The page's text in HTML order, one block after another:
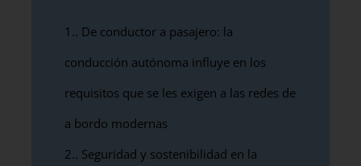
1. De conductor a pasajero: la
conducción autónoma influye en los
requisitos que se les exigen a las redes de
a bordo modernas
2. Seguridad y sostenibilidad en la